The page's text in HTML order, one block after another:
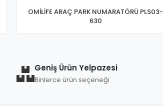
OMİLİFE ARAÇ PARK NUMARATÖRÜ PLS03-
630
Geniş Ürün Yelpazesi
Binlerce ürün seçeneği